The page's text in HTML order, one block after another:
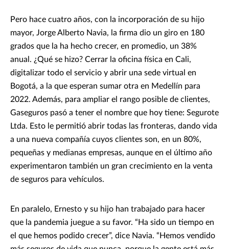
Pero hace cuatro años, con la incorporación de su hijo
mayor, Jorge Alberto Navia, la firma dio un giro en 180
grados que la ha hecho crecer, en promedio, un 38%
anual. ¿Qué se hizo? Cerrar la oficina física en Cali,
digitalizar todo el servicio y abrir una sede virtual en
Bogotá, a la que esperan sumar otra en Medellín para
2022. Además, para ampliar el rango posible de clientes,
Gaseguros pasó a tener el nombre que hoy tiene: Segurote
Ltda. Esto le permitió abrir todas las fronteras, dando vida
a una nueva compañía cuyos clientes son, en un 80%,
pequeñas y medianas empresas, aunque en el último año
experimentaron también un gran crecimiento en la venta
de seguros para vehículos.
En paralelo, Ernesto y su hijo han trabajado para hacer
que la pandemia juegue a su favor. “Ha sido un tiempo en
el que hemos podido crecer”, dice Navia. “Hemos vendido